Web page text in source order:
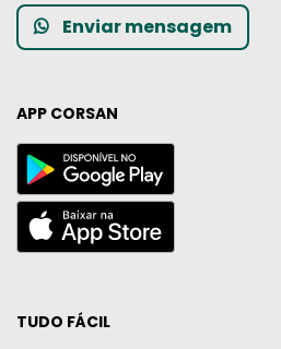
Enviar mensagem
APP CORSAN
TUDO FÁCIL